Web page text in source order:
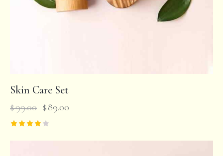
Skin Care Set
$99.00 $89.00